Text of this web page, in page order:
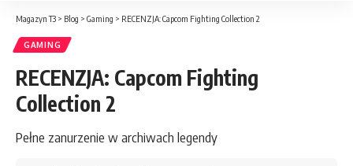
Magazyn T3 > Blog > Gaming > RECENZJA: Capcom Fighting Collection 2
GAMING
RECENZJA: Capcom Fighting
Collection 2
Pełne zanurzenie w archiwach legendy